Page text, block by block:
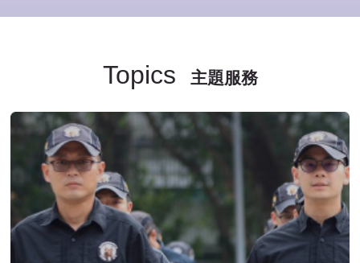
Topics 主題服務